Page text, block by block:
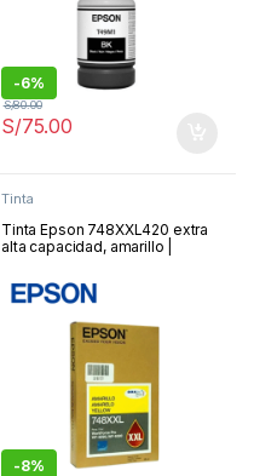
-6%
S/75.00
S/80.00
Tinta
Tinta Epson 748XXL420 extra
alta capacidad, amarillo |
-8%